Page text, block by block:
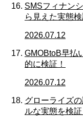
SMSフィナン
ら見えた実態
2026.07.12
GMOBtoB早払
的に検証！
2026.07.12
グローライズ
ルな実態を検証